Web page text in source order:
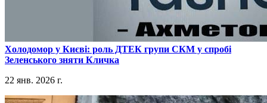
​Холодомор у Києві: роль ДТЕК групи СКМ у спробі
Зеленського зняти Кличка
22 янв. 2026 г.